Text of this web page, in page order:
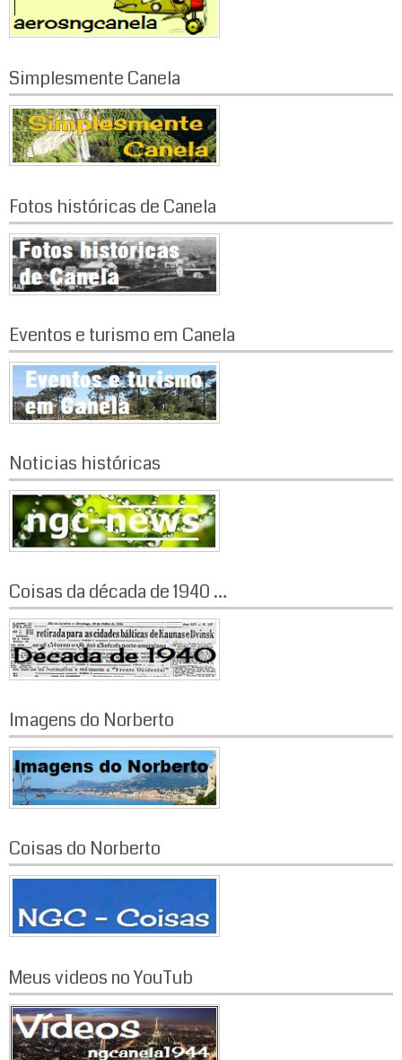
Simplesmente Canela
Fotos históricas de Canela
Eventos e turismo em Canela
Noticias históricas
Coisas da década de 1940 …
Imagens do Norberto
Coisas do Norberto
Meus videos no YouTub